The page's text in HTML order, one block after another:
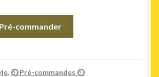
:
actuel
est :
Pré-commander
, ⏲ Pré-commandes ⏲